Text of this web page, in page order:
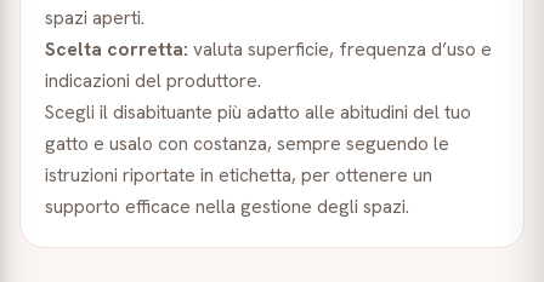
spazi aperti.
Scelta corretta: valuta superficie, frequenza d’uso e
indicazioni del produttore.
Scegli il disabituante più adatto alle abitudini del tuo
gatto e usalo con costanza, sempre seguendo le
istruzioni riportate in etichetta, per ottenere un
supporto efficace nella gestione degli spazi.